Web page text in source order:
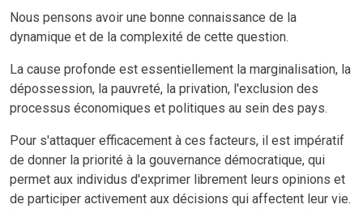
Nous pensons avoir une bonne connaissance de la
dynamique et de la complexité de cette question.
La cause profonde est essentiellement la marginalisation, la
dépossession, la pauvreté, la privation, l'exclusion des
processus économiques et politiques au sein des pays.
Pour s'attaquer efficacement à ces facteurs, il est impératif
de donner la priorité à la gouvernance démocratique, qui
permet aux individus d'exprimer librement leurs opinions et
de participer activement aux décisions qui affectent leur vie.